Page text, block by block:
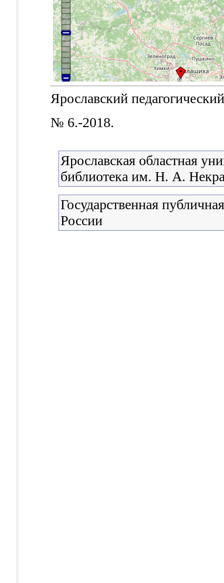
Ярославский
№ 6.-2018.
Ярославская областная
библиотека им. Н. А.
Государственная
России